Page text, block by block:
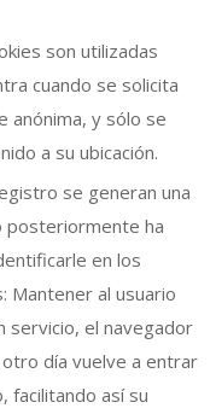
son utilizadas
cuando se solicita
anónima, y sólo se
a su ubicación.
se generan una
posteriormente ha
en los
Mantener al usuario
servicio, el navegador
día vuelve a entrar
facilitando así su